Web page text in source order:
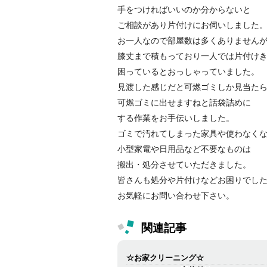
手をつければいいのか分からないと
ご相談があり片付けにお伺いしました。
お一人なので部屋数は多くありませんが
膝丈まで積もっており一人では片付け
困っているとおっしゃっていました。
見渡した感じだと可燃ゴミしか見当た
可燃ゴミに出せますねと話袋詰めに
する作業をお手伝いしました。
ゴミで汚れてしまった家具や使わなく
小型家電や日用品など不要なものは
搬出・処分させていただきました。
皆さんも処分や片付けなどお困りでし
お気軽にお問い合わせ下さい。
関連記事
☆お家クリーニング☆